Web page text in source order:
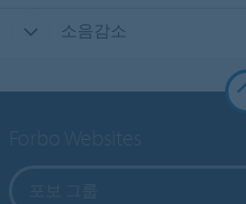
소음감소